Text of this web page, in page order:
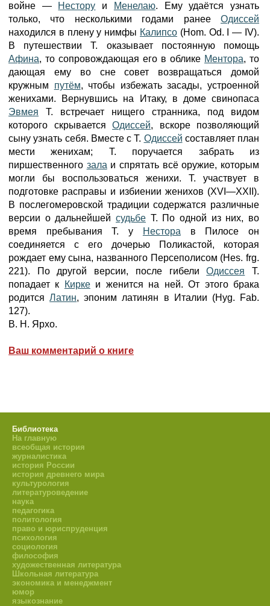
войне — Нестору и Менелаю. Ему удаётся узнать
только, что несколькими годами ранее Одиссей
находился в плену у нимфы Калипсо (Hom. Od. I — IV).
В путешествии Т. оказывает постоянную помощь
Афина, то сопровождающая его в облике Ментора, то
дающая ему во сне совет возвращаться домой
кружным путём, чтобы избежать засады, устроенной
женихами. Вернувшись на Итаку, в доме свинопаса
Эвмея Т. встречает нищего странника, под видом
которого скрывается Одиссей, вскоре позволяющий
сыну узнать себя. Вместе с Т. Одиссей составляет план
мести женихам; Т. поручается забрать из
пиршественного зала и спрятать всё оружие, которым
могли бы воспользоваться женихи. Т. участвует в
подготовке расправы и избиении женихов (XVI—XXII).
В послегомеровской традиции содержатся различные
версии о дальнейшей судьбе Т. По одной из них, во
время пребывания Т. у
Нестора в Пилосе он
соединяется с его дочерью Поликастой, которая
рождает ему сына, названного Персеполисом (Hes. frg.
221). По другой версии, после гибелиОдиссея Т.
попадает к
Киркеи женится на ней. От этого брака
родитсяЛатин, эпоним латинян в Италии (Hyg. Fab.
127).
В. Н. Ярхо.
Ваш комментарий о книге
Библиотека
На главную
всеобщая история
журналистика
история России
история древнего мира
культурология
литературоведение
наука
педагогика
политология
право и юриспруденция
психология
социология
философия
художественная литература
Школьная литература
экономика и менеджмент
юмор
языкознание